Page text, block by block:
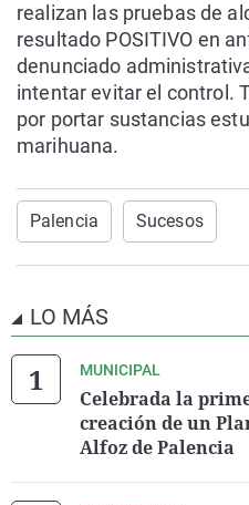
realizan las pruebas de
resultado POSITIVO en
denunciado
intentar evitar el control.
por portar sustancias
marihuana.
Palencia Sucesos
LO MÁS
MUNICIPAL
Celebrada la
creación de un
Alfoz de Palencia